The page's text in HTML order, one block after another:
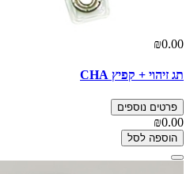
₪0.00
תג זיהוי + קפיץ CHA
פרטים נוספים
₪0.00
הוספה לסל